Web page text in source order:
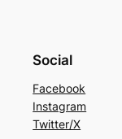
Social
Facebook
Instagram
Twitter/X